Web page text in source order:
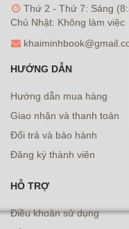
Thứ 2 - Thứ 7: Sáng
Chủ Nhật: Không làm việc
HƯỚNG DẪN
Hướng dẫn mua hàng
Giao nhận và thanh toán
Đổi trả và bảo hành
Đăng ký thành viên
HỖ TRỢ
Điều khoản sử dụng